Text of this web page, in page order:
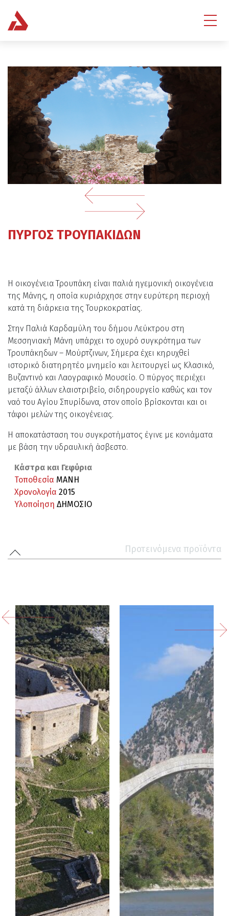
ΠΥΡΓΟΣ ΤΡΟΥΠΑΚΙΔΩΝ
Η οικογένεια Τρουπάκη είναι παλιά ηγεμονική οικογένεια
της Μάνης, η οποία κυριάρχησε στην ευρύτερη περιοχή
κατά τη διάρκεια της Τουρκοκρατίας.
Στην Παλιά Καρδαμύλη του δήμου Λεύκτρου στη
Μεσσηνιακή Μάνη υπάρχει το οχυρό συγκρότημα των
Τρουπάκηδων – Μούρτζινων, Σήμερα έχει κηρυχθεί
ιστορικό διατηρητέο μνημείο και λειτουργεί ως Κλασικό,
Βυζαντινό και Λαογραφικό Μουσείο. Ο πύργος περιέχει
μεταξύ άλλων ελαιοτριβείο, σιδηρουργείο καθώς και τον
ναό του Αγίου Σπυρίδωνα, στον οποίο βρίσκονται και οι
τάφοι μελών της οικογένειας.
Η αποκατάσταση του συγκροτήματος έγινε με κονιάματα
με βάση την υδραυλική άσβεστο.
Κάστρα και Γεφύρια
Τοποθεσία ΜΑΝΗ
Χρονολογία 2015
Υλοποίηση ΔΗΜΟΣΙΟ
Προτεινόμενα προϊόντα